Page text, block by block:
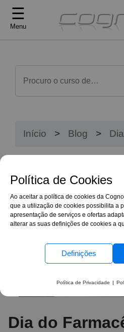
Política de Cookies
Ao aceitar a política de cookies da
que a utilização de cookies possibilita a
apresentação de serviços e ofertas
alterar as suas definições de cookies a
Definições
Política de Privacidade |
☰
Menu
Início Blog
Dia do